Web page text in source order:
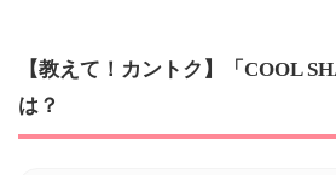
【教えて！カントク】「COOL
は？